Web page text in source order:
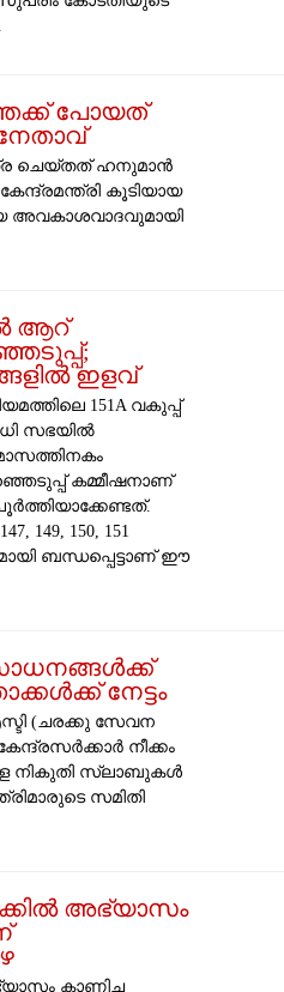
പോയത്
ചെയ്തത് ഹനുമാൻ
കൂടിയായ
അവകാശവാദവുമായി
ആറ്
ഇളവ്
151A വകുപ്പ്
സഭയിൽ
കമ്മീഷനാണ്
149, 150, 151
ബന്ധപ്പെട്ടാണ് ഈ
നേട്ടം
(ചരക്കു സേവന
നീക്കം
നികുതി സ്ലാബുകൾ
സമിതി
അഭ്യാസം
കാണിച്ച